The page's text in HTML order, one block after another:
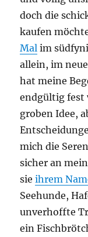
doch die
kaufen
Mal im
allein, im
hat meine
endgültig fest
groben Idee,
mich die
sicher an
sieihrem
Seehunde,
unverhoffte
ein